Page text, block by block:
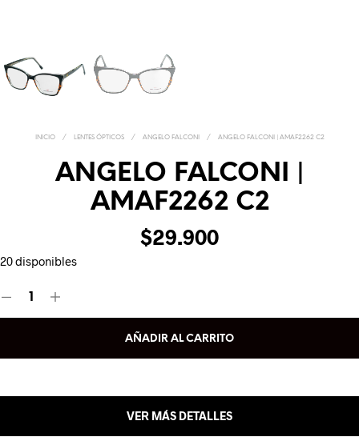
INICIO / LENTES ÓPTICOS / ANGELO FALCONI / ANGELO FALCONI | AMAF2262 C2
ANGELO FALCONI |
AMAF2262 C2
$29.900
20 disponibles
AÑADIR AL CARRITO
VER MÁS DETALLES